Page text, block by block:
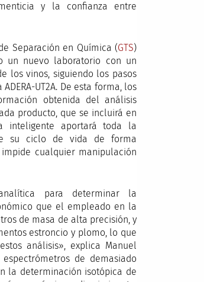
y la confianza entre
Separación en Química (GTS)
un nuevo laboratorio con un
los vinos, siguiendo los pasos
UT2A. De esta forma, los
obtenida del análisis
producto, que se incluirá en
inteligente aportará toda la
su ciclo de vida de forma
cualquier manipulación
para determinar la
que el empleado en la
de masa de alta precisión, y
estroncio y plomo, lo que
análisis», explica Manuel
de demasiado
la determinación isotópica de